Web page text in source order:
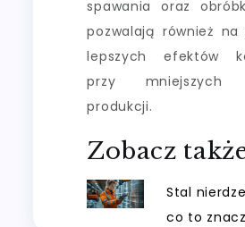
spawania oraz
pozwalają również na
lepszych efektów
przy mniejszych
produkcji.
Zobacz
Stal
co to